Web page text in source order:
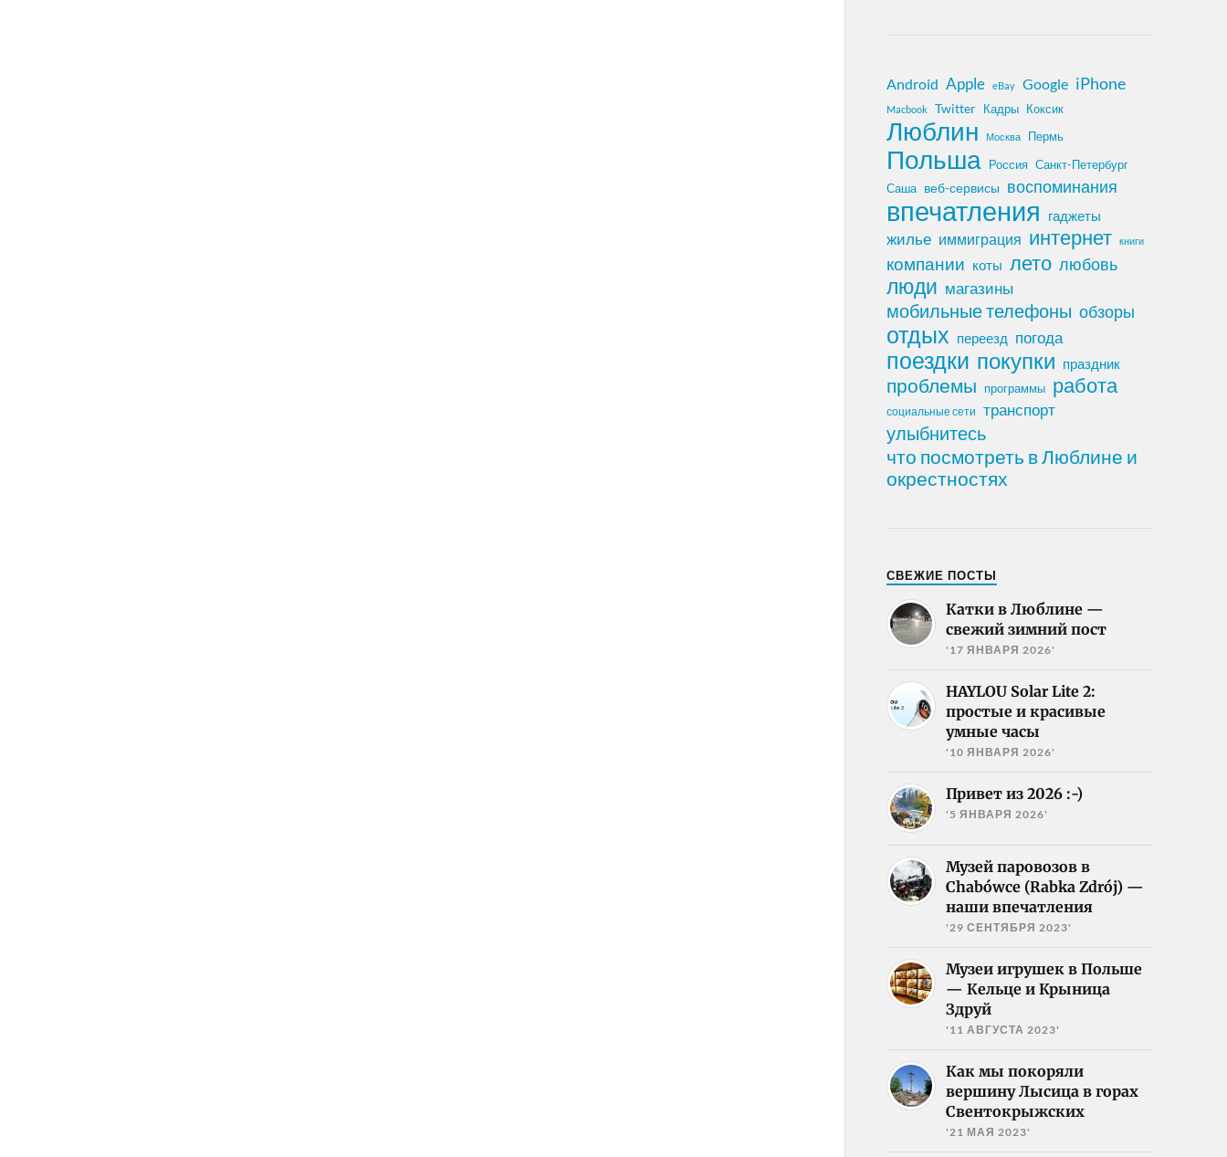
Android Apple eBay Google iPhone
Macbook Twitter Кадры Коксик
Люблин Москва Пермь
Польша Россия Санкт-Петербург
Саша веб-сервисы воспоминания
впечатления гаджеты
жилье иммиграция интернет книги
компании коты лето любовь
люди магазины
мобильные телефоны обзоры
отдых переезд погода
поездки покупки праздник
проблемы программы работа
социальные сети транспорт
улыбнитесь
что посмотреть в Люблине и
окрестностях
СВЕЖИЕ ПОСТЫ
Катки в Люблине —
свежий зимний пост
'17 ЯНВАРЯ 2026'
HAYLOU Solar Lite 2:
простые и красивые
умные часы
'10 ЯНВАРЯ 2026'
Привет из 2026 :-)
'5 ЯНВАРЯ 2026'
Музей паровозов в
Chabówce (Rabka Zdrój) —
наши впечатления
'29 СЕНТЯБРЯ 2023'
Музеи игрушек в Польше
— Кельце и Крыница
Здруй
'11 АВГУСТА 2023'
Как мы покоряли
вершину Лысица в горах
Свентокрыжских
'21 МАЯ 2023'